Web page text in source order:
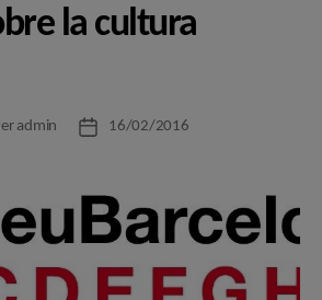
la cultura
admin
Data16/02/2016